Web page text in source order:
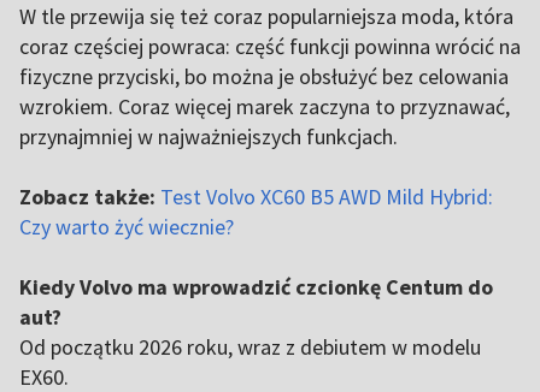
W tle przewija się też coraz popularniejsza moda, która
coraz częściej powraca: część funkcji powinna wrócić na
fizyczne przyciski, bo można je obsłużyć bez celowania
wzrokiem. Coraz więcej marek zaczyna to przyznawać,
przynajmniej w najważniejszych funkcjach.
Zobacz także: Test Volvo XC60 B5 AWD Mild Hybrid:
Czy warto żyć wiecznie?
Kiedy Volvo ma wprowadzić czcionkę Centum do
aut?
Od początku 2026 roku, wraz z debiutem w modelu
EX60.